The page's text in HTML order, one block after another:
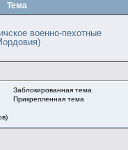
Тема
военно-пехотные
Заблокированная тема
Прикрепленная тема